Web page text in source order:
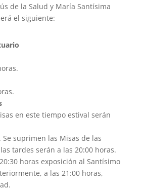
de la Salud y María Santísima
el siguiente:
en este tiempo estival serán
Se suprimen las Misas de las
tardes serán a las 20:00 horas.
horas exposición al Santísimo
a las 21:00 horas,